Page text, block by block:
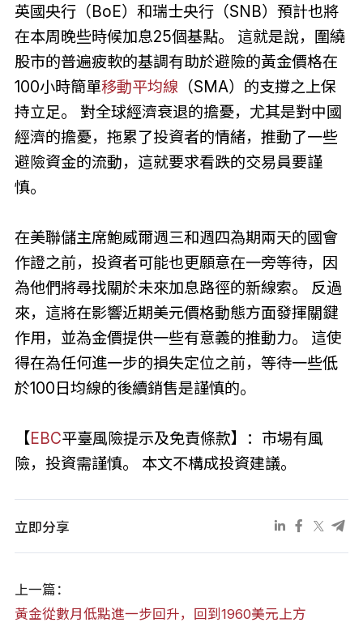
英國央行（BoE）和瑞士央行（SNB）預計也將
在本周晚些時候加息25個基點。 這就是說，圍繞
股市的普遍疲軟的基調有助於避險的黃金價格在
100小時簡單移動平均線 （SMA）的支撐之上保
持立足。 對全球經濟衰退的擔憂，尤其是對中國
經濟的擔憂，拖累了投資者的情緒，推動了一些
避險資金的流動，這就要求看跌的交易員要謹
慎。
在美聯儲主席鮑威爾週三和週四為期兩天的國會
作證之前，投資者可能也更願意在一旁等待，因
為他們將尋找關於未來加息路徑的新線索。 反過
來，這將在影響近期美元價格動態方面發揮關鍵
作用，並為金價提供一些有意義的推動力。 這使
得在為任何進一步的損失定位之前，等待一些低
於100日均線的後續銷售是謹慎的。
【EBC平臺風險提示及免責條款】：市場有風
險，投資需謹慎。 本文不構成投資建議。
立即分享
上一篇：
黃金從數月低點進一步回升，回到1960美元上方